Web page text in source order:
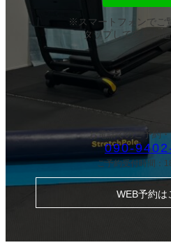
※スマートフォンでご
タップして友だち
お電話でのご予約・
090-
ご予約受付時間：
WEB予約は